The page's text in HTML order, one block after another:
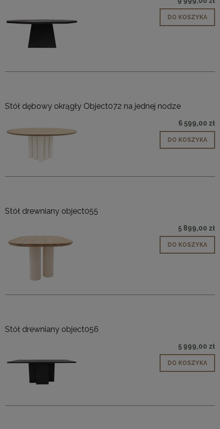
DO KOSZYKA
Stół dębowy okrągły Object072 na jednej nodze
6 599,00 zł
DO KOSZYKA
Stół drewniany object055
5 899,00 zł
DO KOSZYKA
Stół drewniany object056
5 999,00 zł
DO KOSZYKA